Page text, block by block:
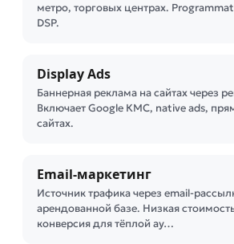
метро, торговых центрах.
DSP.
Display Ads
Баннерная реклама на сайтах через
Включает Google КМС, native ads,
сайтах.
Email-маркетинг
Источник трафика через email-
арендованной базе. Низкая
конверсия для тёплой ау…